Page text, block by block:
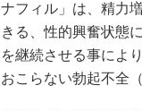
ナフィル」は、精力
きる、性的興奮状態
を継続させる事によ
おこらない勃起不全